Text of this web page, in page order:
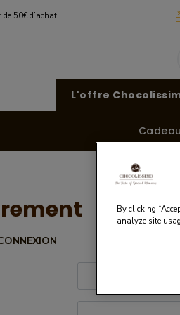
50€ d’achat
L'offre
By clicking
analyze site